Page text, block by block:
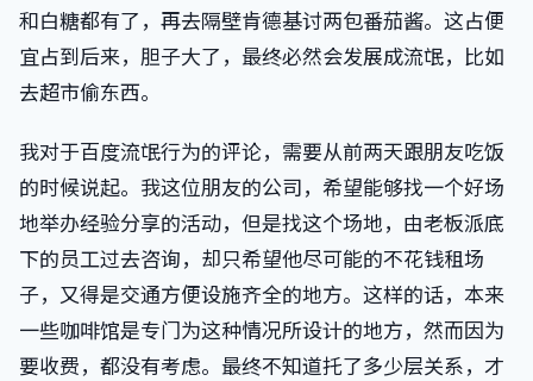
和白糖都有了，再去隔壁肯德基讨两包番茄酱。这占便
宜占到后来，胆子大了，最终必然会发展成流氓，比如
去超市偷东西。
我对于百度流氓行为的评论，需要从前两天跟朋友吃饭
的时候说起。我这位朋友的公司，希望能够找一个好场
地举办经验分享的活动，但是找这个场地，由老板派底
下的员工过去咨询，却只希望他尽可能的不花钱租场
子，又得是交通方便设施齐全的地方。这样的话，本来
一些咖啡馆是专门为这种情况所设计的地方，然而因为
要收费，都没有考虑。最终不知道托了多少层关系，才